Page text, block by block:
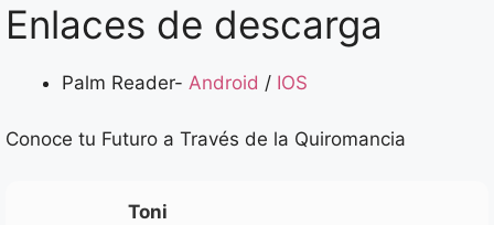
Enlaces de descarga
Palm Reader- Android / IOS
Conoce tu Futuro a Través de la Quiromancia
Toni